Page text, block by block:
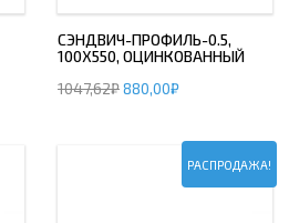
СЭНДВИЧ-ПРОФИЛЬ-0.5,
100Х550, ОЦИНКОВАННЫЙ
1047,62₽880,00₽
РАСПРОДАЖА!